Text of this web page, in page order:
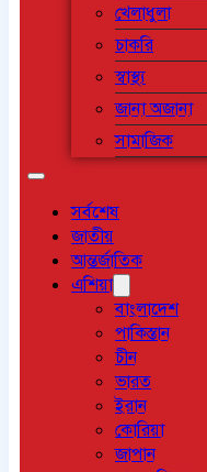
খেলাধুলা
চাকরি
স্বাস্থ্য
জানা অজানা
সামাজিক
সর্বশেষ
জাতীয়
আন্তর্জাতিক
এশিয়া
বাংলাদেশ
পাকিস্তান
চীন
ভারত
ইরান
কোরিয়া
জাপান